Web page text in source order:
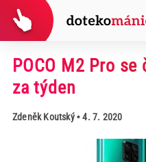
POCO M2 Pro
za týden
Zdeněk Koutský• 4. 7. 2020